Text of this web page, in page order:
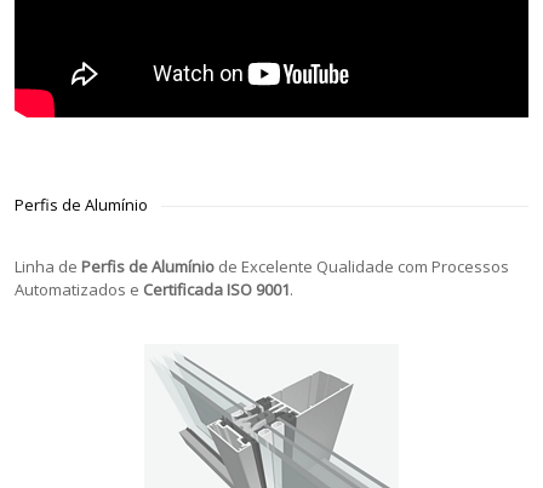
Perfis de Alumínio
Linha de Perfis de Alumínio de Excelente Qualidade com Processos
Automatizados e Certificada ISO 9001.